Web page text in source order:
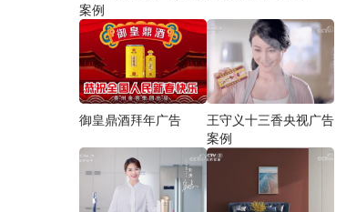
案例
御皇鼎酒拜年广告
王守义十三香央视广告
案例